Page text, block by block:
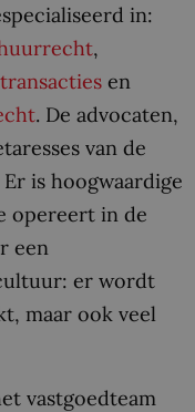
in:
,
en
. De advocaten,
van de
is hoogwaardige
opereert in de
een
er wordt
maar ook veel
vastgoedteam